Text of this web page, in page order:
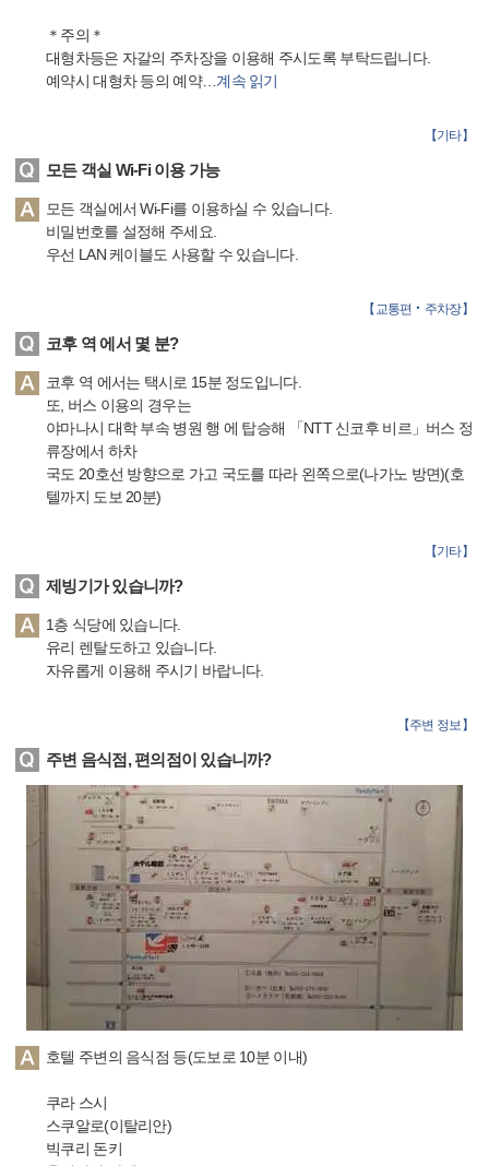
＊주의＊
대형차등은 자갈의 주차장을 이용해 주시도록 부탁드립니다.
예약시 대형차 등의 예약…계속 읽기
【기타】
모든 객실 Wi-Fi 이용 가능
모든 객실에서 Wi-Fi를 이용하실 수 있습니다.
비밀번호를 설정해 주세요.
우선 LAN 케이블도 사용할 수 있습니다.
【 교통편‧주차장】
코후 역 에서 몇 분?
코후 역 에서는 택시로 15분 정도입니다.
또, 버스 이용의 경우는
야마나시 대학 부속 병원 행 에 탑승해 「NTT 신코후 비르」버스 정
류장에서 하차
국도 20호선 방향으로 가고 국도를 따라 왼쪽으로(나가노 방면)(호
텔까지 도보 20분)
【기타】
제빙기가 있습니까?
1층 식당에 있습니다.
유리 렌탈도하고 있습니다.
자유롭게 이용해 주시기 바랍니다.
【주변 정보 】
주변 음식점, 편의점이 있습니까?
호텔 주변의 음식점 등(도보로 10분 이내)
쿠라 스시
스쿠알로(이탈리안)
빅쿠리 돈키